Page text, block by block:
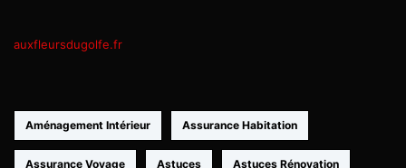
auxfleursdugolfe.fr
Aménagement Intérieur Assurance Habitation
Assurance Voyage Astuces Astuces Rénovation